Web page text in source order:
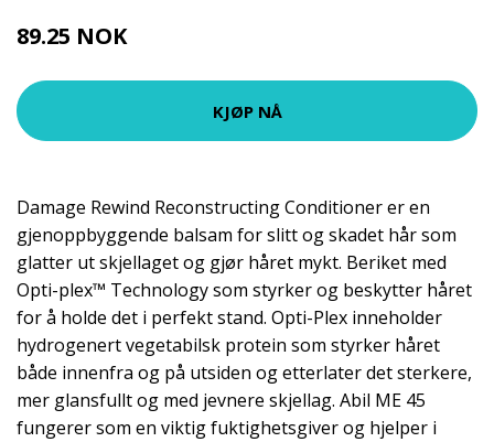
89.25 NOK
KJØP NÅ
Damage Rewind Reconstructing Conditioner er en
gjenoppbyggende balsam for slitt og skadet hår som
glatter ut skjellaget og gjør håret mykt. Beriket med
Opti-plex™ Technology som styrker og beskytter håret
for å holde det i perfekt stand. Opti-Plex inneholder
hydrogenert vegetabilsk protein som styrker håret
både innenfra og på utsiden og etterlater det sterkere,
mer glansfullt og med jevnere skjellag. Abil ME 45
fungerer som en viktig fuktighetsgiver og hjelper i